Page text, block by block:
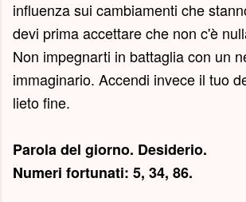
influenza sui cambiamenti che
devi prima accettare che non c'è
Non impegnarti in battaglia con un
immaginario. Accendi invece il tuo
lieto fine.
Parola del giorno. Desiderio.
Numeri fortunati: 5, 34, 86.